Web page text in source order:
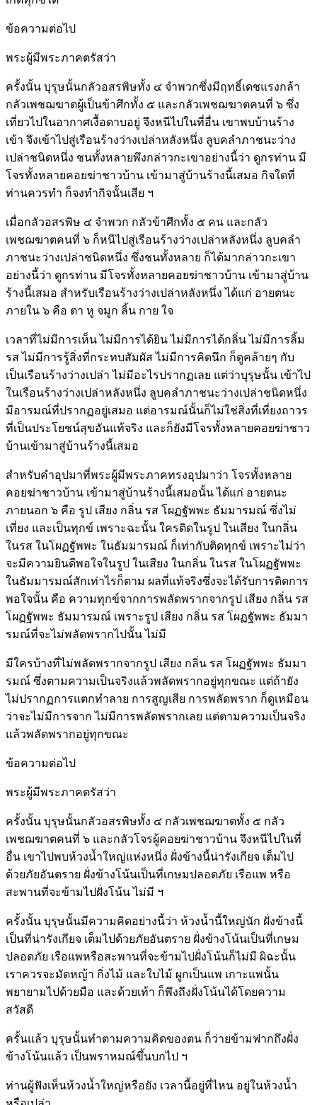
ข้อความต่อไป
พระผู้มีพระภาคตรัสว่า
ครั้งนั้น บุรุษนั้นกลัวอสรพิษทั้ง ๔ จำพวกซึ่งมีฤทธิ์เดชแรงกล้า
กลัวเพชฌฆาตผู้เป็นข้าศึกทั้ง ๕ และกลัวเพชฌฆาตคนที่ ๖ ซึ่ง
เที่ยวไปในอากาศเงื้อดาบอยู่ จึงหนีไปในที่อื่น เขาพบบ้านร้าง
เข้า จึงเข้าไปสู่เรือนร้างว่างเปล่าหลังหนึ่ง ลูบคลำภาชนะว่าง
เปล่าชนิดหนึ่ง ชนทั้งหลายพึงกล่าวกะเขาอย่างนี้ว่า ดูกรท่าน มี
โจรทั้งหลายคอยฆ่าชาวบ้าน เข้ามาสู่บ้านร้างนี้เสมอ กิจใดที่
ท่านควรทำ ก็จงทำกิจนั้นเสีย ฯ
เมื่อกลัวอสรพิษ ๔ จำพวก กลัวข้าศึกทั้ง ๕ คน และกลัว
เพชฌฆาตคนที่ ๖ ก็หนีไปสู่เรือนร้างว่างเปล่าหลังหนึ่ง ลูบคลำ
ภาชนะว่างเปล่าชนิดหนึ่ง ซึ่งชนทั้งหลาย ก็ได้มากล่าวกะเขา
อย่างนี้ว่า ดูกรท่าน มีโจรทั้งหลายคอยฆ่าชาวบ้าน เข้ามาสู่บ้าน
ร้างนี้เสมอ สำหรับเรือนร้างว่างเปล่าหลังหนึ่ง ได้แก่ อายตนะ
ภายใน ๖ คือ ตา หู จมูก ลิ้น กาย ใจ
เวลาที่ไม่มีการเห็น ไม่มีการได้ยิน ไม่มีการได้กลิ่น ไม่มีการลิ้ม
รส ไม่มีการรู้สิ่งที่กระทบสัมผัส ไม่มีการคิดนึก ก็ดูคล้ายๆ กับ
เป็นเรือนร้างว่างเปล่า ไม่มีอะไรปรากฏเลย แต่ว่าบุรุษนั้น เข้าไป
ในเรือนร้างว่างเปล่าหลังหนึ่ง ลูบคลำภาชนะว่างเปล่าชนิดหนึ่ง
มีอารมณ์ที่ปรากฏอยู่เสมอ แต่อารมณ์นั้นก็ไม่ใช่สิ่งที่เที่ยงถาวร
ที่เป็นประโยชน์สุขอันแท้จริง และก็ยังมีโจรทั้งหลายคอยฆ่าชาว
บ้านเข้ามาสู่บ้านร้างนี้เสมอ
สำหรับคำอุปมาที่พระผู้มีพระภาคทรงอุปมาว่า โจรทั้งหลาย
คอยฆ่าชาวบ้าน เข้ามาสู่บ้านร้างนี้เสมอนั้น ได้แก่ อายตนะ
ภายนอก ๖ คือ รูป เสียง กลิ่น รส โผฏฐัพพะ ธัมมารมณ์ ซึ่งไม่
เที่ยง และเป็นทุกข์ เพราะฉะนั้น ใครติดในรูป ในเสียง ในกลิ่น
ในรส ในโผฏฐัพพะ ในธัมมารมณ์ ก็เท่ากับติดทุกข์ เพราะไม่ว่า
จะมีความยินดีพอใจในรูป ในเสียง ในกลิ่น ในรส ในโผฏฐัพพะ
ในธัมมารมณ์สักเท่าไรก็ตาม ผลที่แท้จริงซึ่งจะได้รับการติดการ
พอใจนั้น คือ ความทุกข์จากการพลัดพรากจากรูป เสียง กลิ่น รส
โผฏฐัพพะ ธัมมารมณ์ เพราะรูป เสียง กลิ่น รส โผฏฐัพพะ ธัมมา
รมณ์ที่จะไม่พลัดพรากไปนั้น ไม่มี
มีใครบ้างที่ไม่พลัดพรากจากรูป เสียง กลิ่น รส โผฏฐัพพะ ธัมมา
รมณ์ ซึ่งตามความเป็นจริงแล้วพลัดพรากอยู่ทุกขณะ แต่ถ้ายัง
ไม่ปรากฏการแตกทำลาย การสูญเสีย การพลัดพราก ก็ดูเหมือน
ว่าจะไม่มีการจาก ไม่มีการพลัดพรากเลย แต่ตามความเป็นจริง
แล้วพลัดพรากอยู่ทุกขณะ
ข้อความต่อไป
พระผู้มีพระภาคตรัสว่า
ครั้งนั้น บุรุษนั้นกลัวอสรพิษทั้ง ๔ กลัวเพชฌฆาตทั้ง ๕ กลัว
เพชฌฆาตคนที่ ๖ และกลัวโจรผู้คอยฆ่าชาวบ้าน จึงหนีไปในที่
อื่น เขาไปพบห้วงน้ำใหญ่แห่งหนึ่ง ฝั่งข้างนี้น่ารังเกียจ เต็มไป
ด้วยภัยอันตราย ฝั่งข้างโน้นเป็นที่เกษมปลอดภัย เรือแพ หรือ
สะพานที่จะข้ามไปฝั่งโน้น ไม่มี ฯ
ครั้งนั้น บุรุษนั้นมีความคิดอย่างนี้ว่า ห้วงน้ำนี้ใหญ่นัก ฝั่งข้างนี้
เป็นที่น่ารังเกียจ เต็มไปด้วยภัยอันตราย ฝั่งข้างโน้นเป็นที่เกษม
ปลอดภัย เรือแพหรือสะพานที่จะข้ามไปฝั่งโน้นก็ไม่มี ผิฉะนั้น
เราควรจะมัดหญ้า กิ่งไม้ และใบไม้ ผูกเป็นแพ เกาะแพนั้น
พยายามไปด้วยมือ และด้วยเท้า ก็พึงถึงฝั่งโน้นได้โดยความ
สวัสดี
ครั้นแล้ว บุรุษนั้นทำตามความคิดของตน ก็ว่ายข้ามฟากถึงฝั่ง
ข้างโน้นแล้ว เป็นพราหมณ์ขึ้นบกไป ฯ
ท่านผู้ฟังเห็นห้วงน้ำใหญ่หรือยัง เวลานี้อยู่ที่ไหน อยู่ในห้วงน้ำ